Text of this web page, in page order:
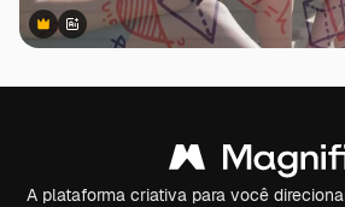
Premium
Premium
Gerado por IA
A plataforma criativa para você